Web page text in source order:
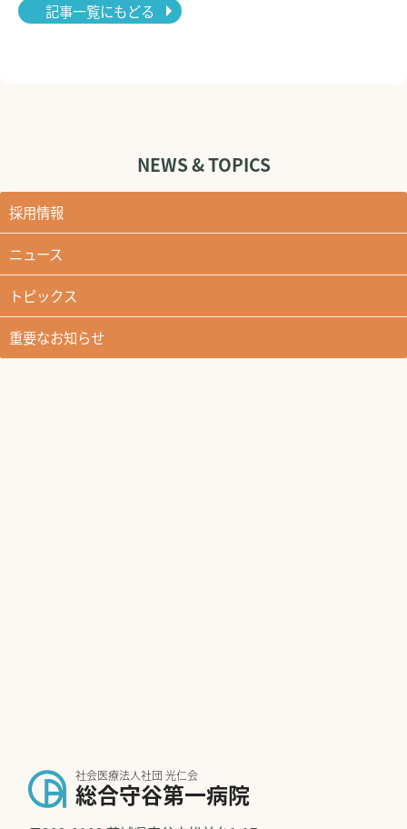
記事一覧にもどる
NEWS & TOPICS
採用情報
ニュース
トピックス
重要なお知らせ
社会医療法人社団 光仁会
総合守谷第一病院